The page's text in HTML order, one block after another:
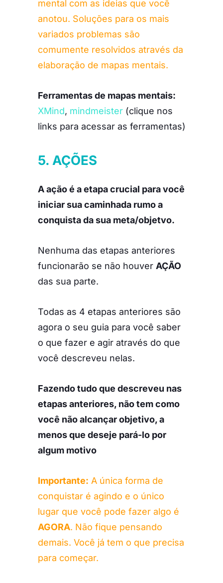
mental com as ideias que você
anotou. Soluções para os mais
variados problemas são
comumente resolvidos através da
elaboração de mapas mentais.
Ferramentas de mapas mentais:
XMind, mindmeister(clique nos
links para acessar as ferramentas)
5. AÇÕES
A ação é a etapa crucial para você
iniciar sua caminhada rumo a
conquista da sua meta/objetvo.
Nenhuma das etapas anteriores
funcionarão se não houver AÇÃO
das sua parte.
Todas as 4 etapas anteriores são
agora o seu guia para você saber
o que fazer e agir através do que
você descreveu nelas.
Fazendo tudo que descreveu nas
etapas anteriores, não tem como
você não alcançar objetivo, a
menos que deseje pará-lo por
algum motivo
Importante: A única forma de
conquistar é agindo e o único
lugar que você pode fazer algo é
AGORA. Não fique pensando
demais. Você já tem o que precisa
para começar.